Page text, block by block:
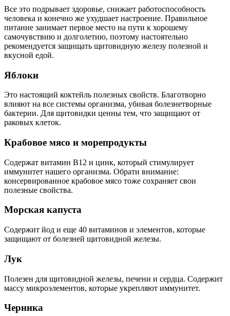
Все это подрывает здоровье, снижает работоспособность
человека и конечно же ухудшает настроение. Правильное
питание занимает первое место на пути к хорошему
самочувствию и долголетию, поэтому настоятельно
рекомендуется защищать щитовидную железу полезной и
вкусной едой.
Яблоки
Это настоящий коктейль полезных свойств. Благотворно
влияют на все системы организма, убивая болезнетворные
бактерии. Для щитовидки ценны тем, что защищают от
раковых клеток.
Крабовое мясо и морепродукты
Содержат витамин В12 и цинк, который стимулирует
иммунитет нашего организма. Обрати внимание:
консервированное крабовое мясо тоже сохраняет свои
полезные свойства.
Морская капуста
Содержит йод и еще 40 витаминов и элементов, которые
защищают от болезней щитовидной железы.
Лук
Полезен для щитовидной железы, печени и сердца. Содержит
массу микроэлементов, которые укрепляют иммунитет.
Черника